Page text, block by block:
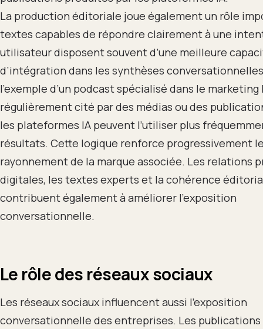
La production éditoriale joue également un rôle
textes capables de répondre clairement à une
utilisateur disposent souvent d’une meilleure
d’intégration dans les synthèses
l’exemple d’un podcast spécialisé dans le marketing
régulièrement cité par des médias ou des
les plateformes IA peuvent l’utiliser plus
résultats. Cette logique renforce progressivement
rayonnement de la marque associée. Les relations
digitales, les textes experts et la cohérence
contribuent également à améliorer l’exposition
conversationnelle.
Le rôle des réseaux sociaux
Les réseaux sociaux influencent aussi l’exposition
conversationnelle des entreprises. Les publications